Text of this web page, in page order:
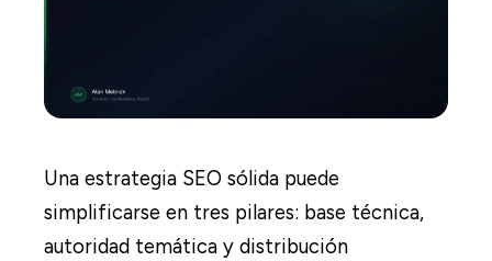
Una estrategia SEO sólida puede
simplificarse en tres pilares: base técnica,
autoridad temática y distribución